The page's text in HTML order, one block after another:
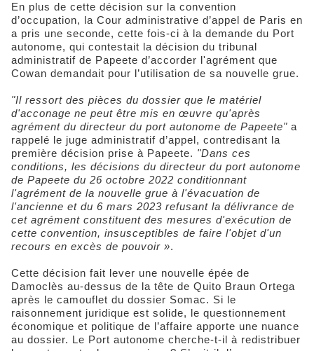
En plus de cette décision sur la convention
d’occupation, la Cour administrative d’appel de Paris en
a pris une seconde, cette fois-ci à la demande du Port
autonome, qui contestait la décision du tribunal
administratif de Papeete d’accorder l'agrément que
Cowan demandait pour l’utilisation de sa nouvelle grue.
"Il ressort des pièces du dossier que le matériel
d'acconage ne peut être mis en œuvre qu'après
agrément du directeur du port autonome de Papeete" a
rappelé le juge administratif d’appel, contredisant la
première décision prise à Papeete. "Dans ces
conditions, les décisions du directeur du port autonome
de Papeete du 26 octobre 2022 conditionnant
l'agrément de la nouvelle grue à l'évacuation de
l'ancienne et du 6 mars 2023 refusant la délivrance de
cet agrément constituent des mesures d'exécution de
cette convention, insusceptibles de faire l'objet d'un
recours en excès de pouvoir ».
Cette décision fait lever une nouvelle épée de
Damoclès au-dessus de la tête de Quito Braun Ortega
après le camouflet du dossier Somac. Si le
raisonnement juridique est solide, le questionnement
économique et politique de l’affaire apporte une nuance
au dossier. Le Port autonome cherche-t-il à redistribuer